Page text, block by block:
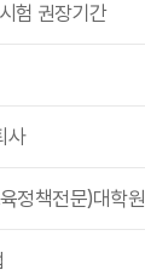
험 권장기간
사
정책전문)대학